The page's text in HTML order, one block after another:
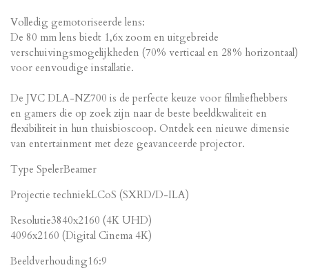
Volledig gemotoriseerde lens:
De 80 mm lens biedt 1,6x zoom en uitgebreide
verschuivingsmogelijkheden (70% verticaal en 28% horizontaal)
voor eenvoudige installatie.
De JVC DLA-NZ700 is de perfecte keuze voor filmliefhebbers
en gamers die op zoek zijn naar de beste beeldkwaliteit en
flexibiliteit in hun thuisbioscoop. Ontdek een nieuwe dimensie
van entertainment met deze geavanceerde projector.
Type SpelerBeamer
Projectie techniekLCoS (SXRD/D-ILA)
Resolutie3840x2160 (4K UHD)
4096x2160 (Digital Cinema 4K)
Beeldverhouding16:9